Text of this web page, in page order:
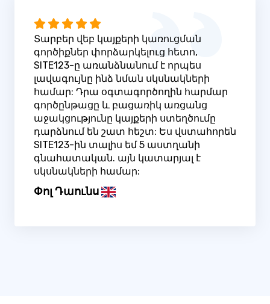
Տարբեր վեբ կայքերի կառուցման
գործիքներ փորձարկելուց հետո,
SITE123-ը առանձնանում է որպես
լավագույնը ինձ նման սկսնակների
համար: Դրա օգտագործողին հարմար
գործընթացը և բացառիկ առցանց
աջակցությունը կայքերի ստեղծումը
դարձնում են շատ հեշտ: Ես վստահորեն
SITE123-ին տալիս եմ 5 աստղանի
գնահատական. այն կատարյալ է
սկսնակների համար:
Փոլ Դաունս